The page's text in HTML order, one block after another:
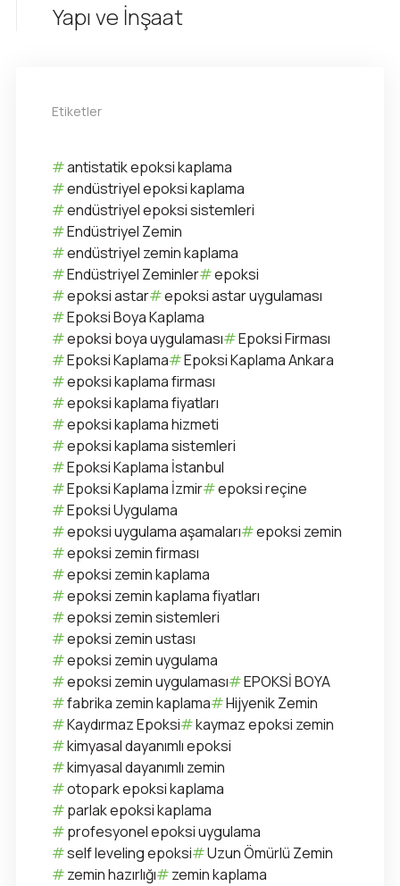
Yapı ve İnşaat
Etiketler
antistatik epoksi kaplama
endüstriyel epoksi kaplama
endüstriyel epoksi sistemleri
Endüstriyel Zemin
endüstriyel zemin kaplama
Endüstriyel Zeminler
epoksi
epoksi astar
epoksi astar uygulaması
Epoksi Boya Kaplama
epoksi boya uygulaması
Epoksi Firması
Epoksi Kaplama
Epoksi Kaplama Ankara
epoksi kaplama firması
epoksi kaplama fiyatları
epoksi kaplama hizmeti
epoksi kaplama sistemleri
Epoksi Kaplama İstanbul
Epoksi Kaplama İzmir
epoksi reçine
Epoksi Uygulama
epoksi uygulama aşamaları
epoksi zemin
epoksi zemin firması
epoksi zemin kaplama
epoksi zemin kaplama fiyatları
epoksi zemin sistemleri
epoksi zemin ustası
epoksi zemin uygulama
epoksi zemin uygulaması
EPOKSİ BOYA
fabrika zemin kaplama
Hijyenik Zemin
Kaydırmaz Epoksi
kaymaz epoksi zemin
kimyasal dayanımlı epoksi
kimyasal dayanımlı zemin
otopark epoksi kaplama
parlak epoksi kaplama
profesyonel epoksi uygulama
self leveling epoksi
Uzun Ömürlü Zemin
zemin hazırlığı
zemin kaplama